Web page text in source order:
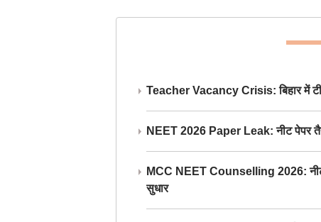
Teacher Vacancy Crisis: बिहार में
NEET 2026 Paper Leak: नीट पेपर
MCC NEET Counselling 2026: नीट
सुधार